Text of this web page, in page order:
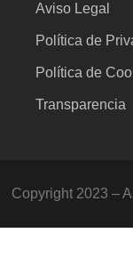
Aviso Legal
Política de
Política de
Transparencia
Copyright 2023 –